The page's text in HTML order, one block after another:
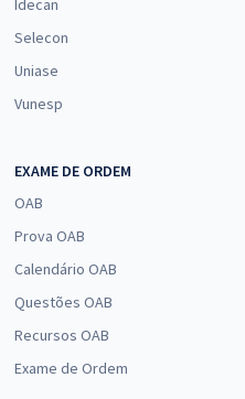
Idecan
Selecon
Uniase
Vunesp
EXAME DE ORDEM
OAB
Prova OAB
Calendário OAB
Questões OAB
Recursos OAB
Exame de Ordem